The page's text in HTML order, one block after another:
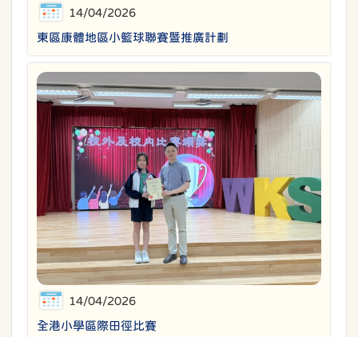
14/04/2026
東區康體地區小籃球聯賽暨推廣計劃
14/04/2026
全港小學區際田徑比賽